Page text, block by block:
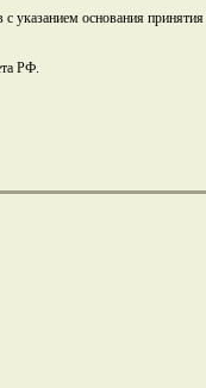
указанием основания
РФ.